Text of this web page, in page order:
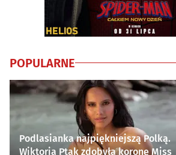
POPULARNE
Podlasianka najpiękniejszą Polką.
Wiktoria Ptak zdobyła koronę Miss